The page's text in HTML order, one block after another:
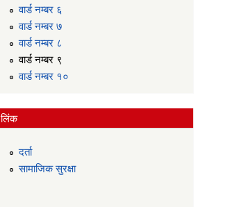
वार्ड न‌म्बर ६
वार्ड न‌म्बर ७
वार्ड न‌म्बर ८
वार्ड न‌म्बर ९
वार्ड न‌म्बर १०
लिंक
दर्ता
सामाजिक सुरक्षा